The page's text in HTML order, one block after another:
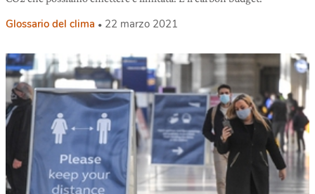
Glossario del clima 22 marzo 2021